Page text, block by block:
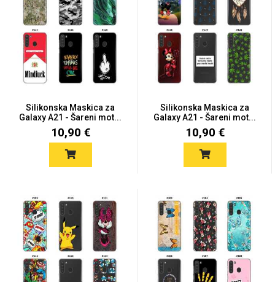
Silikonska Maskica za
Galaxy A21 - Šareni mot...
10,90 €
Silikonska Maskica za
Galaxy A21 - Šareni mot...
10,90 €
Monogrami Dječji motivi
Za njega
Svijet životinja Auto - Moto motivi